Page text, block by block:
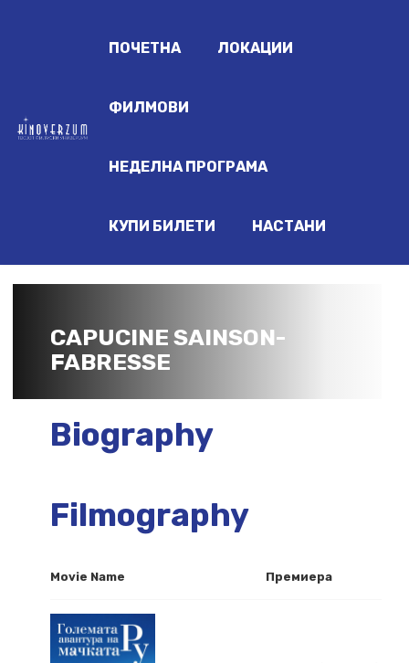
ПОЧЕТНА ЛОКАЦИИ
ФИЛМОВИ
НЕДЕЛНА ПРОГРАМА
КУПИ БИЛЕТИ НАСТАНИ
CAPUCINE SAINSON-
FABRESSE
Biography
Filmography
Movie Name Премиера